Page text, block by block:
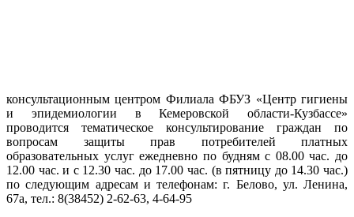
консультационным центром Филиала ФБУЗ «Центр гигиены
и эпидемиологии в Кемеровской области-Кузбассе»
проводится тематическое консультирование граждан по
вопросам защиты прав потребителей платных
образовательных услуг ежедневно по будням с 08.00 час. до
12.00 час. и с 12.30 час. до 17.00 час. (в пятницу до 14.30 час.)
по следующим адресам и телефонам: г. Белово, ул. Ленина,
67а, тел.: 8(38452) 2-62-63, 4-64-95